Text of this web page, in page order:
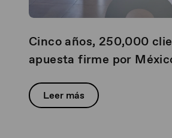
Cinco años, 250,000
apuesta firme por
Leer más